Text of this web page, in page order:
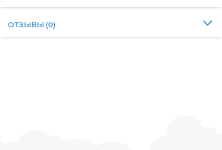
ОТЗЫВЫ (0)